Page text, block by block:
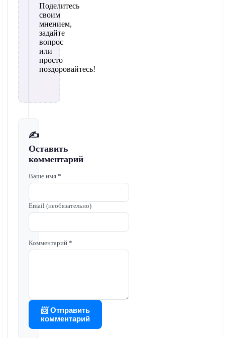
Поделитесь
своим
мнением,
задайте
вопрос
или
просто
поздоровайтесь!
✍️
Оставить
комментарий
Ваше имя *
Email (необязательно)
Комментарий *
📨 Отправить
комментарий